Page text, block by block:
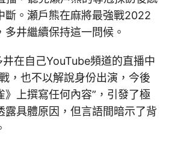
斷。瀬戶熊在麻將最強戰2022
井繼續保持這一問候。
在自己YouTube頻道的直播中
，也不以解說身份出演，今後
》上撰寫任何內容”，引發了極
露具體原因，但言語間暗示了背